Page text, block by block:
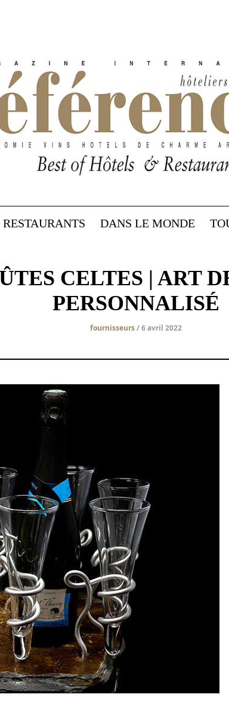
RESTAURANTS DANS LE MONDE
CELTES | ART
PERSONNALISÉ
fournisseurs/ 6 avril 2022